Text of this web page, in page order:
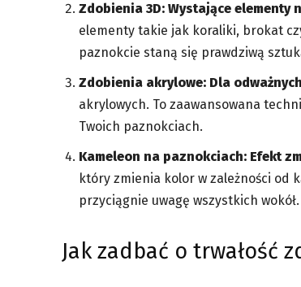
Zdobienia 3D: Wystające elementy
elementy takie jak koraliki, brokat
paznokcie staną się prawdziwą
Zdobienia akrylowe: Dla
akrylowych. To zaawansowana
Twoich paznokciach.
Kameleon na paznokciach: Efekt
który zmienia kolor w zależności od
przyciągnie uwagę wszystkich wokół.
Jak zadbać o trwałość